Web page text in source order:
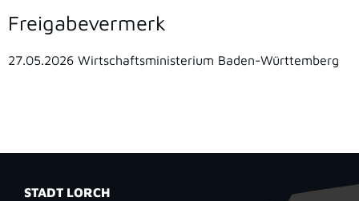
Freigabevermerk
27.05.2026 Wirtschaftsministerium Baden-Württemberg
STADT LORCH